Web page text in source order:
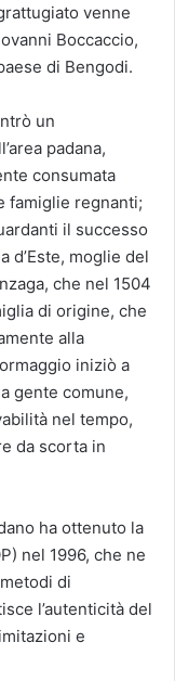
venne
Boccaccio,
di Bengodi.
un
padana,
consumata
famiglie regnanti;
il successo
d’Este, moglie del
che nel 1504
di origine, che
alla
iniziò a
gente comune,
nel tempo,
da scorta in
ha ottenuto la
nel 1996, che ne
di
l’autenticità del
e